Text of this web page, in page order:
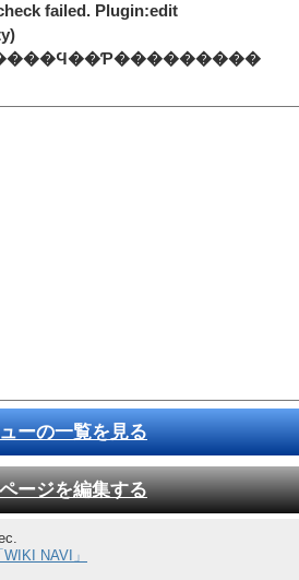
failed. Plugin:edit
ーの一覧を見る
ージを編集する
NAVI」